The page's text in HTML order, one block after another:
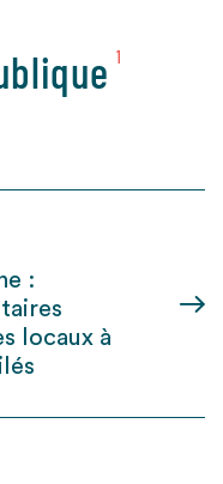
1
:
locaux à